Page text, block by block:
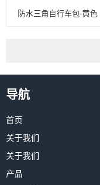
防水三角自行车包-黄色
导航
首页
关于我们
关于我们
产品